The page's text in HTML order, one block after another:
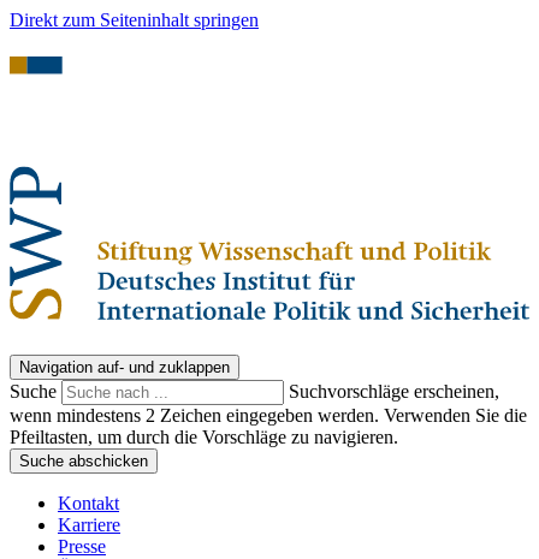
Direkt zum Seiteninhalt springen
Navigation auf- und zuklappen
Suche
Suchvorschläge erscheinen,
wenn mindestens 2 Zeichen eingegeben werden. Verwenden Sie die
Pfeiltasten, um durch die Vorschläge zu navigieren.
Suche abschicken
Kontakt
Karriere
Presse